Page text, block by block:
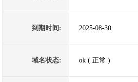
到期时间: 2025-08-30
域名状态: ok ( 正常 )